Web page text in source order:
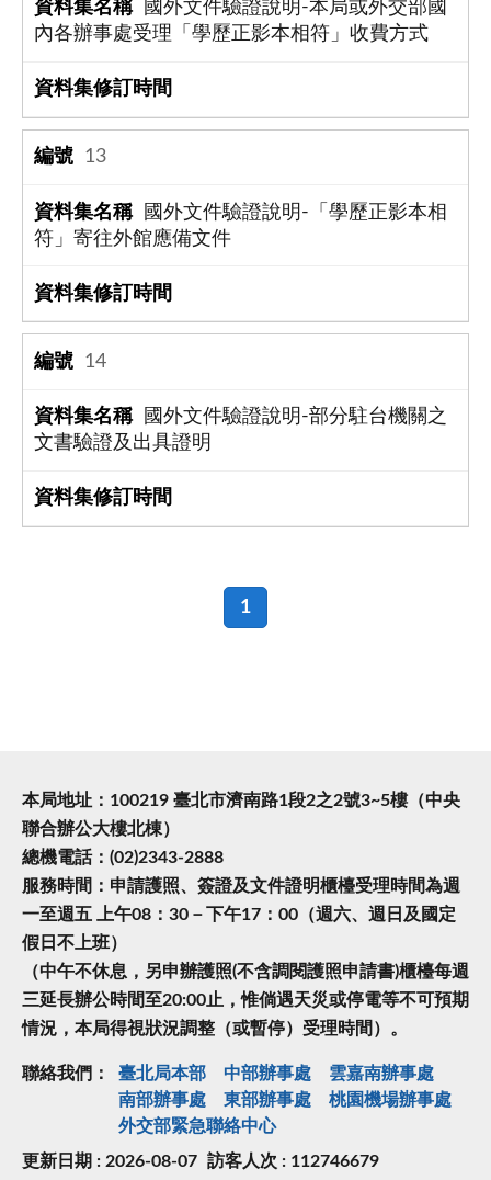
國外文件驗證說明-本局或外交部國
內各辦事處受理「學歷正影本相符」收費方式
13
國外文件驗證說明-「學歷正影本相
符」寄往外館應備文件
14
國外文件驗證說明-部分駐台機關之
文書驗證及出具證明
1
本局地址：100219 臺北市濟南路1段2之2號3~5樓（中央
聯合辦公大樓北棟）
總機電話：(02)2343-2888
服務時間：申請護照、簽證及文件證明櫃檯受理時間為週
一至週五 上午08：30－下午17：00（週六、週日及國定
假日不上班）
（中午不休息，另申辦護照(不含調閱護照申請書)櫃檯每週
三延長辦公時間至20:00止，惟倘遇天災或停電等不可預期
情況，本局得視狀況調整（或暫停）受理時間）。
聯絡我們： 臺北局本部 中部辦事處
雲嘉南辦事處
南部辦事處
東部辦事處
桃園機場辦事處
外交部緊急聯絡中⼼
更新日期 : 2026-08-07 訪客人次 : 112746679